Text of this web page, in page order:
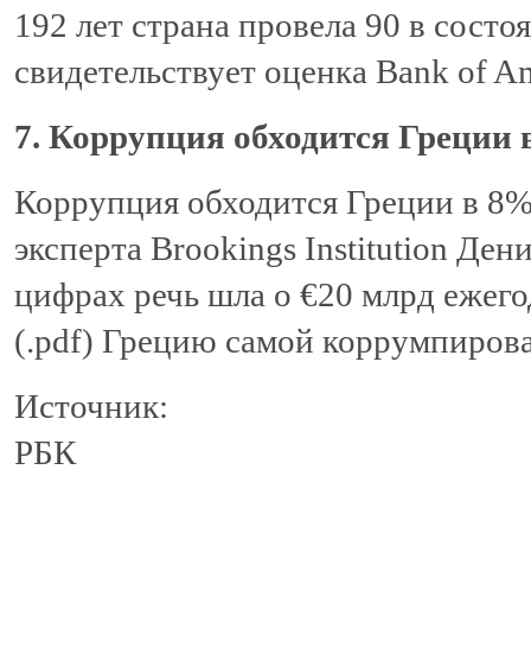
192 лет страна провела 90 в
свидетельствует оценка Bank of
7. Коррупция обходится
Коррупция обходится Греции в
эксперта Brookings Institution
цифрах речь шла о €20 млрд
(.pdf) Грецию самой
Источник:
РБК